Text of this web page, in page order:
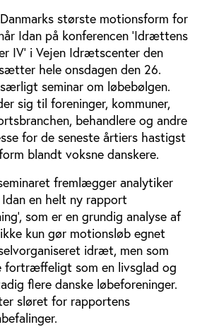
største motionsform for
Idan på konferencen ’Idrættens
IV’ i Vejen Idrætscenter den
hele onsdagen den 26.
seminar om løbebølgen.
sig til foreninger, kommuner,
behandlere og andre
for de seneste årtiers hastigst
blandt voksne danskere.
fremlægger analytiker
en helt ny rapport
som er en grundig analyse af
kun gør motionsløb egnet
idræt, men som
fortræffeligt som en livsglad og
flere danske løbeforeninger.
sløret for rapportens